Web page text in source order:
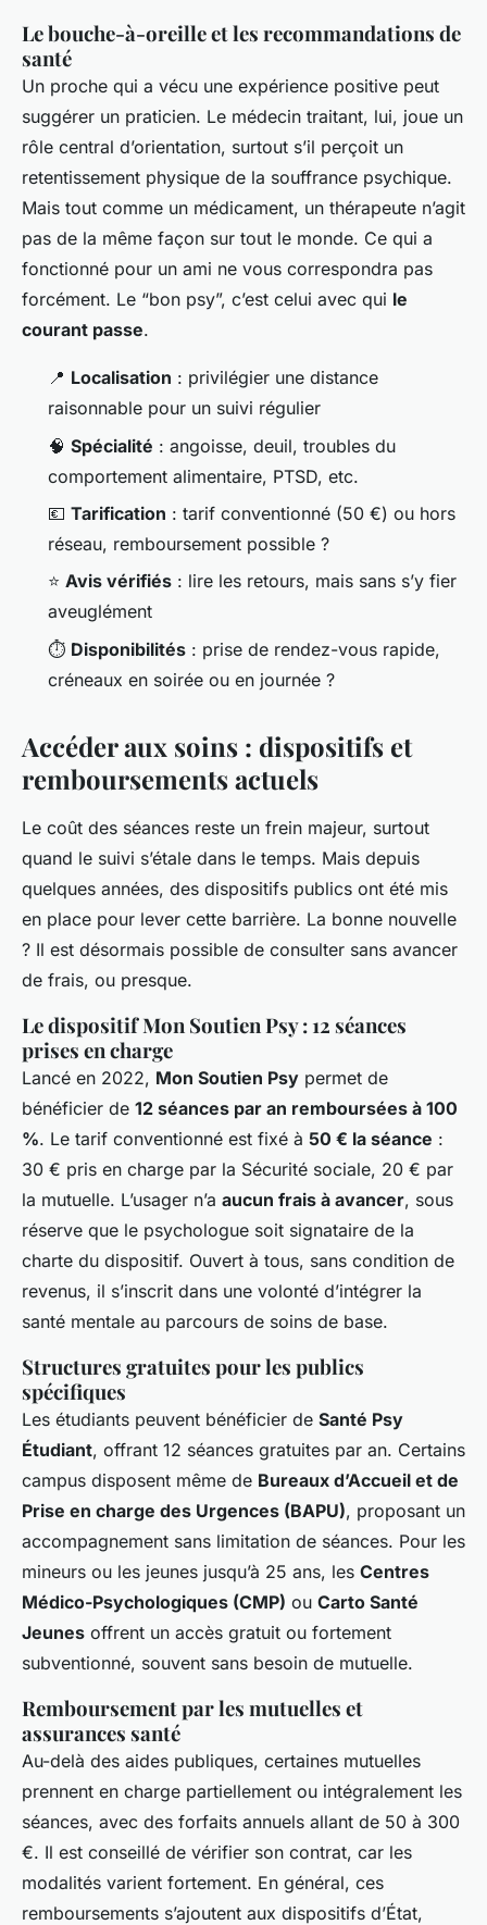
Le bouche-à-oreille et les recommandations de
santé
Un proche qui a vécu une expérience positive peut
suggérer un praticien. Le médecin traitant, lui, joue un
rôle central d’orientation, surtout s’il perçoit un
retentissement physique de la souffrance psychique.
Mais tout comme un médicament, un thérapeute n’agit
pas de la même façon sur tout le monde. Ce qui a
fonctionné pour un ami ne vous correspondra pas
forcément. Le “bon psy”, c’est celui avec qui le
courant passe.
📍 Localisation : privilégier une distance
raisonnable pour un suivi régulier
🧠 Spécialité : angoisse, deuil, troubles du
comportement alimentaire, PTSD, etc.
💶 Tarification : tarif conventionné (50 €) ou hors
réseau, remboursement possible ?
⭐ Avis vérifiés : lire les retours, mais sans s’y fier
aveuglément
⏱️ Disponibilités : prise de rendez-vous rapide,
créneaux en soirée ou en journée ?
Accéder aux soins : dispositifs et
remboursements actuels
Le coût des séances reste un frein majeur, surtout
quand le suivi s’étale dans le temps. Mais depuis
quelques années, des dispositifs publics ont été mis
en place pour lever cette barrière. La bonne nouvelle
? Il est désormais possible de consulter sans avancer
de frais, ou presque.
Le dispositif Mon Soutien Psy : 12 séances
prises en charge
Lancé en 2022, Mon Soutien Psy permet de
bénéficier de 12 séances par an remboursées à 100
%. Le tarif conventionné est fixé à 50 € la séance :
30 € pris en charge par la Sécurité sociale, 20 € par
la mutuelle. L’usager n’a aucun frais à avancer, sous
réserve que le psychologue soit signataire de la
charte du dispositif. Ouvert à tous, sans condition de
revenus, il s’inscrit dans une volonté d’intégrer la
santé mentale au parcours de soins de base.
Structures gratuites pour les publics
spécifiques
Les étudiants peuvent bénéficier de Santé Psy
Étudiant, offrant 12 séances gratuites par an. Certains
campus disposent même de Bureaux d’Accueil et de
Prise en charge des Urgences (BAPU), proposant un
accompagnement sans limitation de séances. Pour les
mineurs ou les jeunes jusqu’à 25 ans, les Centres
Médico-Psychologiques (CMP) ou Carto Santé
Jeunes offrent un accès gratuit ou fortement
subventionné, souvent sans besoin de mutuelle.
Remboursement par les mutuelles et
assurances santé
Au-delà des aides publiques, certaines mutuelles
prennent en charge partiellement ou intégralement les
séances, avec des forfaits annuels allant de 50 à 300
€. Il est conseillé de vérifier son contrat, car les
modalités varient fortement. En général, ces
remboursements s’ajoutent aux dispositifs d’État,